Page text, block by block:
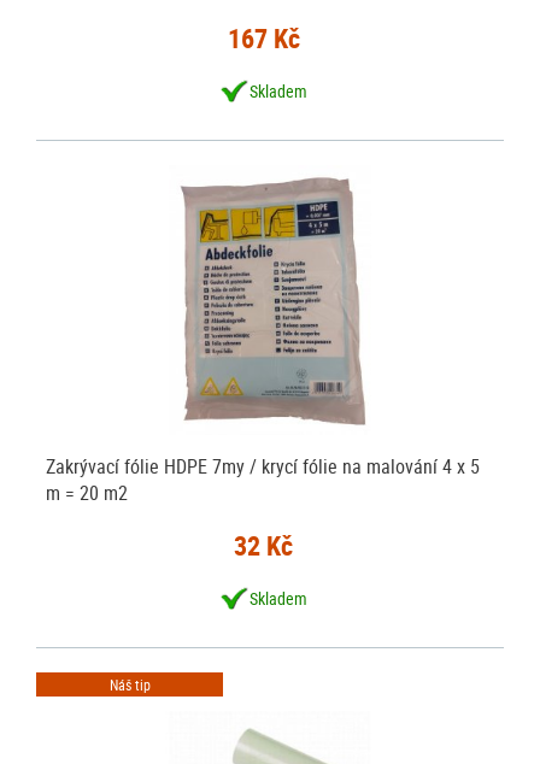
167 Kč
Skladem
Zakrývací fólie HDPE 7my / krycí fólie na malování 4 x 5
m = 20 m2
32 Kč
Skladem
Náš tip